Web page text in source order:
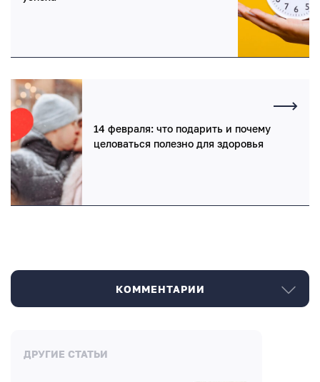
14 февраля: что подарить и почему
целоваться полезно для здоровья
КОММЕНТАРИИ
ДРУГИЕ СТАТЬИ